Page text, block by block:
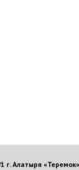
Алатыря «Теремок»